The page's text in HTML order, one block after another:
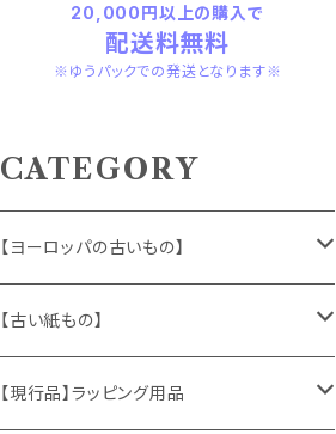
20,000円以上の購入で
配送料無料
※ゆうパックでの発送となります※
CATEGORY
【ヨーロッパの古いもの】
ヴィンテージアクセサリー
おもちゃ、ぬいぐるみ
【古い紙もの】
切手、FDC
【現行品】ラッピング用品